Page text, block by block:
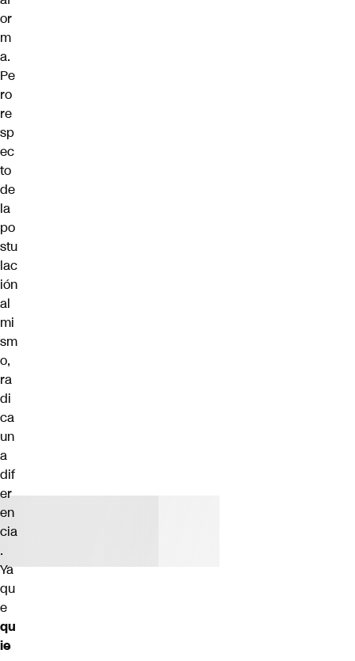
or
m
a.
Pe
ro
re
sp
ec
to
de
la
po
stu
lac
ión
al
mi
sm
o,
ra
di
ca
un
a
dif
er
en
cia
.
Ya
qu
e
qu
ie